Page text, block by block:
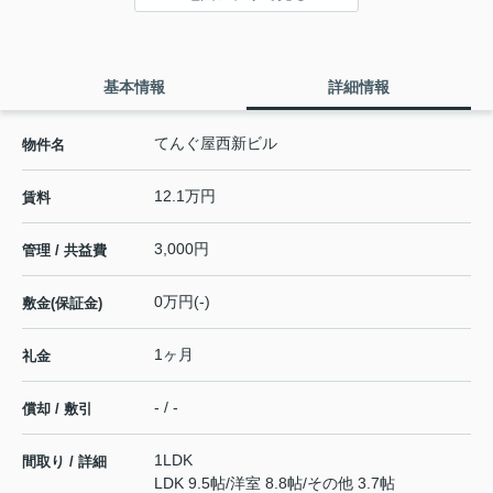
基本情報 詳細情報
物件名 てんぐ屋西新ビル
賃料 12.1万円
管理 / 共益費 3,000円
敷金(保証金) 0万円(-)
礼金 1ヶ月
償却 / 敷引 - / -
間取り / 詳細
1LDK
LDK 9.5帖/洋室 8.8帖/その他 3.7帖